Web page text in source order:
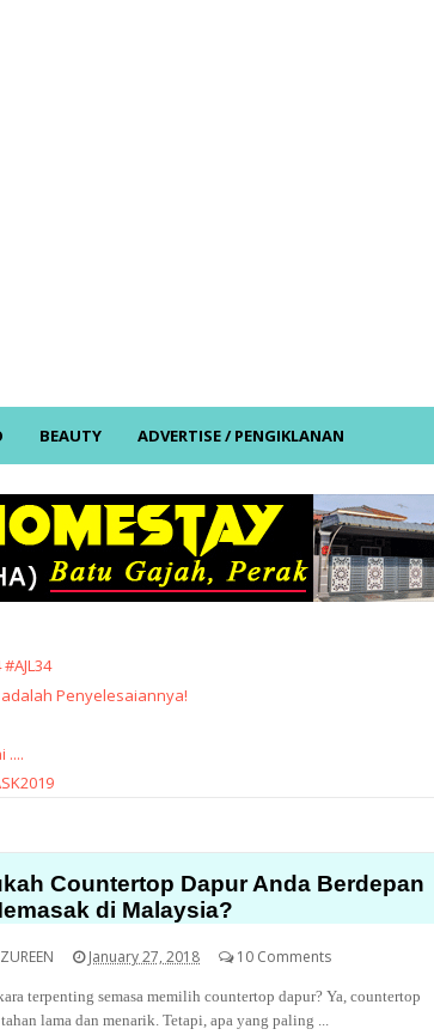
BEAUTY ADVERTISE / PENGIKLANAN
Penyelesaiannya!
....
Countertop Dapur Anda Berdepan
di Malaysia?
January 27, 2018 10 Comments
terpenting semasa memilih countertop dapur? Ya, countertop
lama dan menarik. Tetapi, apa yang paling ...